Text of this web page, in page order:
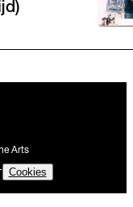
Arts
Cookies